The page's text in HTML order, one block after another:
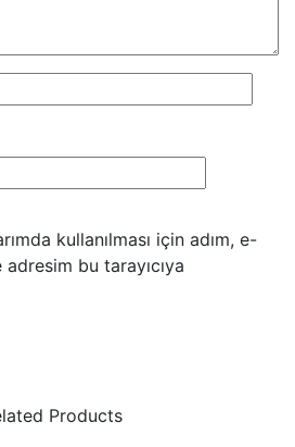
kullanılması için adım, e-
bu tarayıcıya
Products